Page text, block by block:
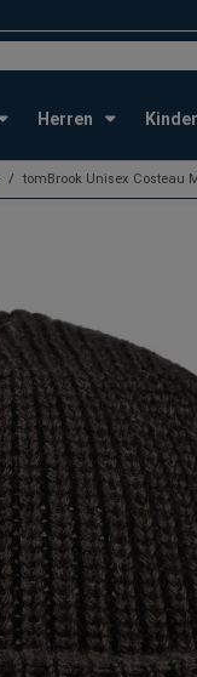
Herren Kinder
tomBrook Unisex Costeau